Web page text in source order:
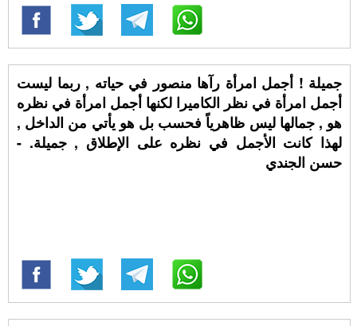
جميلة ! أجمل امرأة رآها منصور في حياته , ربما ليست
أجمل امرأة في نظر الكاميرا لكنها أجمل امرأة في نظره
هو , جمالها ليس ظاهرياً فحسب بل هو يأتي من الداخل ,
لهذا كانت الأجمل في نظره على الإطلاق , جميلة. -
حسن الجندي